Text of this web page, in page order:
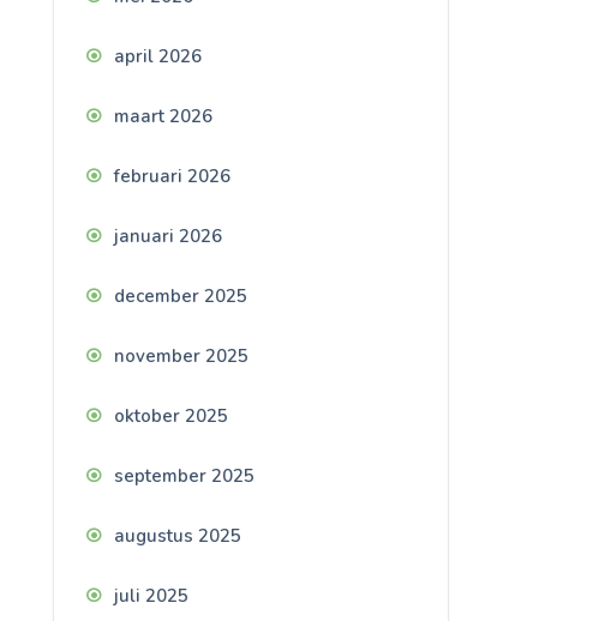
april 2026
maart 2026
februari 2026
januari 2026
december 2025
november 2025
oktober 2025
september 2025
augustus 2025
juli 2025